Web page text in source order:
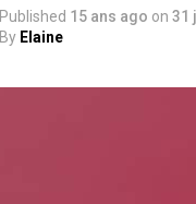
Published 15 ans ago on 31
By Elaine